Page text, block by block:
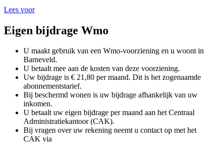
Lees voor
Eigen bijdrage Wmo
U maakt gebruik van een Wmo-voorziening en u woont in
Barneveld.
U betaalt mee aan de kosten van deze voorziening.
Uw bijdrage is € 21,80 per maand. Dit is het zogenaamde
abonnementstarief.
Bij beschermd wonen is uw bijdrage afhankelijk van uw
inkomen.
U betaalt uw eigen bijdrage per maand aan het Centraal
Administratiekantoor (CAK).
Bij vragen over uw rekening neemt u contact op met het
CAK via